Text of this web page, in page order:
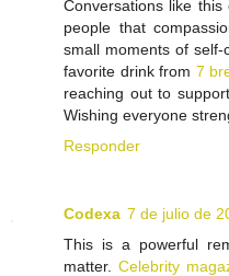
Conversations like
people that
small moments of
favorite drink from 7
reaching out to
Wishing everyone
Responder
Codexa 7 de julio de
This is a powerful
matter.Celebrity